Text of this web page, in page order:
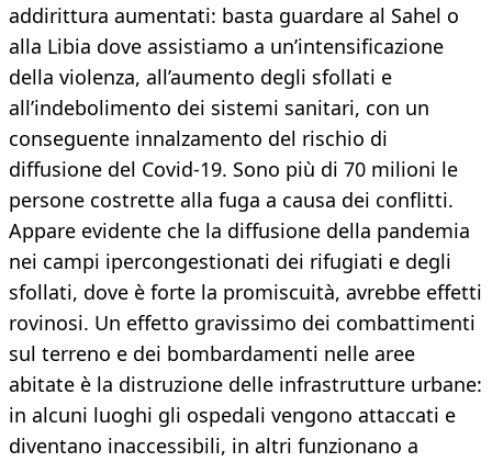
addirittura aumentati: basta guardare al Sahel o
alla Libia dove assistiamo a un’intensificazione
della violenza, all’aumento degli sfollati e
all’indebolimento dei sistemi sanitari, con un
conseguente innalzamento del rischio di
diffusione del Covid-19. Sono più di 70 milioni le
persone costrette alla fuga a causa dei conflitti.
Appare evidente che la diffusione della pandemia
nei campi ipercongestionati dei rifugiati e degli
sfollati, dove è forte la promiscuità, avrebbe effetti
rovinosi. Un effetto gravissimo dei combattimenti
sul terreno e dei bombardamenti nelle aree
abitate è la distruzione delle infrastrutture urbane:
in alcuni luoghi gli ospedali vengono attaccati e
diventano inaccessibili, in altri funzionano a